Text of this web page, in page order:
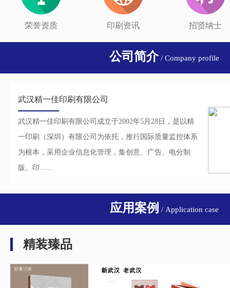
荣誉资质 印刷资讯 招贤纳士
公司简介/ Company profile
武汉精一佳印刷有限公司
武汉精一佳印刷有限公司成立于2002年5月28日，是以精
一印刷（深圳）有限公司为依托，推行国际质量监控体系
为根本，采用企业信息化管理，集创意、广告、电分制
版、印......
应用案例 / Application case
精装臻品
... ...